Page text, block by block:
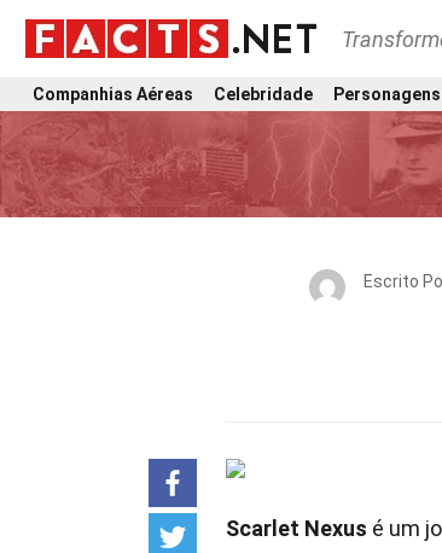
Companhias Aéreas Celebridade Personagens
Escrito
Scarlet Nexus é um